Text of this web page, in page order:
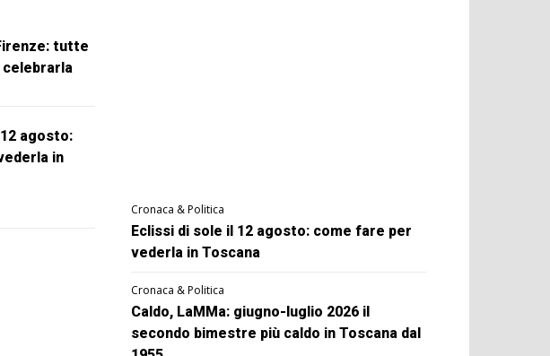
tutte
agosto:
in
Cronaca & Politica
Eclissi di sole il 12 agosto: come fare per
vederla in Toscana
Cronaca & Politica
Caldo, LaMMa: giugno-luglio 2026 il
secondo bimestre più caldo in Toscana dal